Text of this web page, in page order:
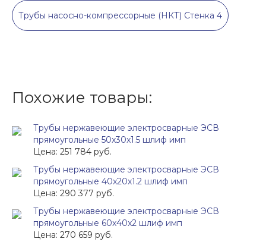
Трубы насосно-компрессорные (НКТ) Стенка 4
Похожие товары:
Трубы нержавеющие электросварные ЭСВ
прямоугольные 50x30x1.5 шлиф имп
Цена: 251 784 руб.
Трубы нержавеющие электросварные ЭСВ
прямоугольные 40x20x1.2 шлиф имп
Цена: 290 377 руб.
Трубы нержавеющие электросварные ЭСВ
прямоугольные 60x40x2 шлиф имп
Цена: 270 659 руб.